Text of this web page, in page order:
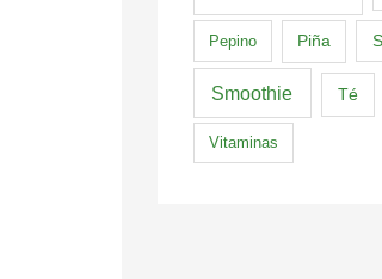
Pepino Piña
Smoothie Té
Vitaminas